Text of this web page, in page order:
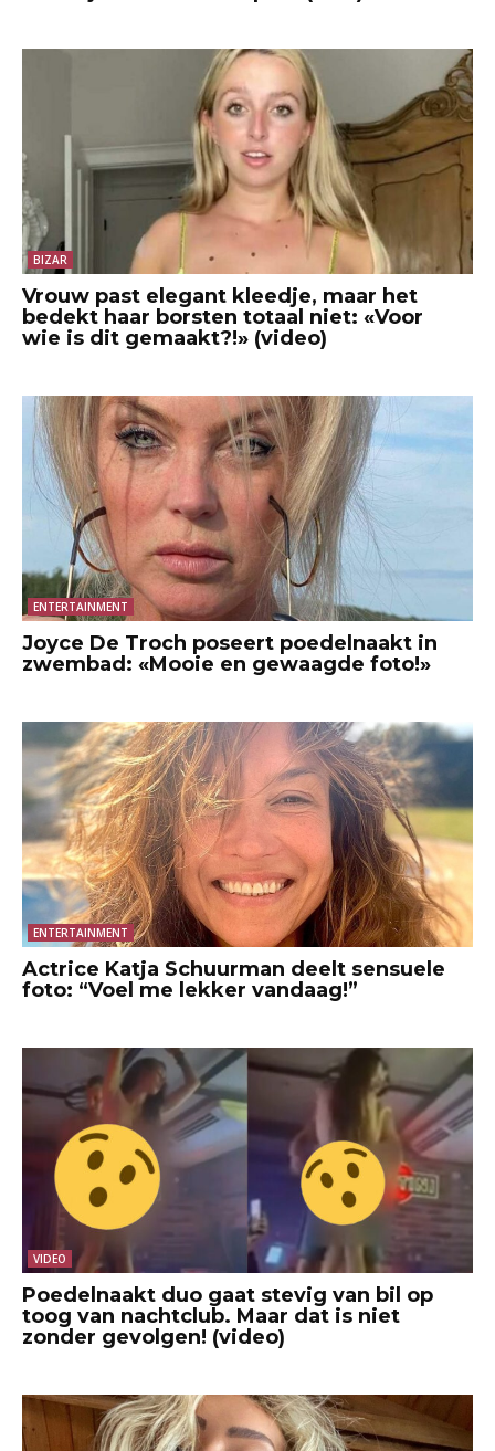
BIZAR
Vrouw past elegant kleedje, maar het
bedekt haar borsten totaal niet: «Voor
wie is dit gemaakt?!» (video)
ENTERTAINMENT
Joyce De Troch poseert poedelnaakt in
zwembad: «Mooie en gewaagde foto!»
ENTERTAINMENT
Actrice Katja Schuurman deelt sensuele
foto: “Voel me lekker vandaag!”
VIDEO
Poedelnaakt duo gaat stevig van bil op
toog van nachtclub. Maar dat is niet
zonder gevolgen! (video)